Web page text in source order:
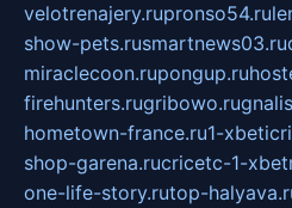
velotrenajery.rupronso54.ru
show-pets.rusmartnews03.ru
miraclecoon.rupongup.ru
firehunters.rugribowo.ru
hometown-france.ru1-
shop-garena.rucricetc-1-
one-life-story.rutop-